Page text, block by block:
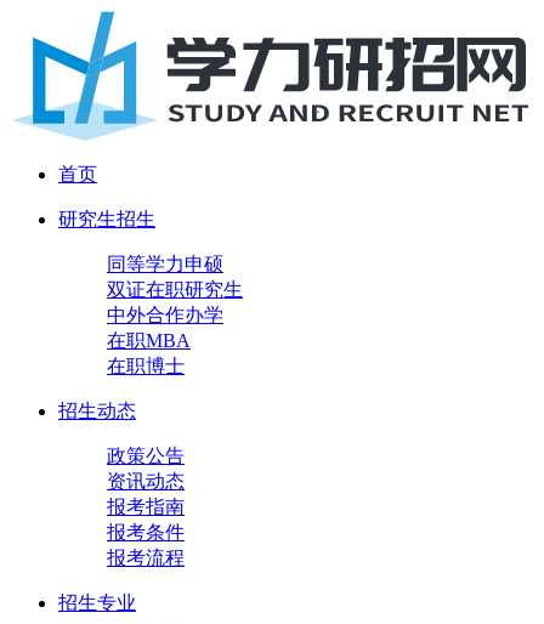
首页
研究生招生
同等学力申硕
双证在职研究生
中外合作办学
在职MBA
在职博士
招生动态
政策公告
资讯动态
报考指南
报考条件
报考流程
招生专业